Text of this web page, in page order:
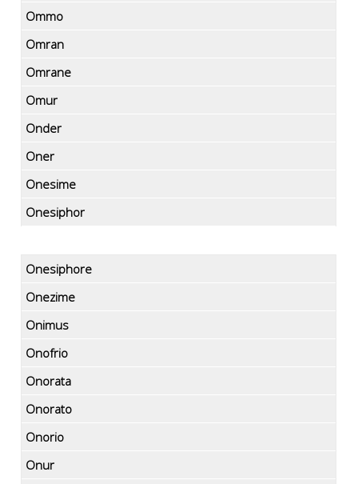
Ommo
Omran
Omrane
Omur
Onder
Oner
Onesime
Onesiphor
Onesiphore
Onezime
Onimus
Onofrio
Onorata
Onorato
Onorio
Onur